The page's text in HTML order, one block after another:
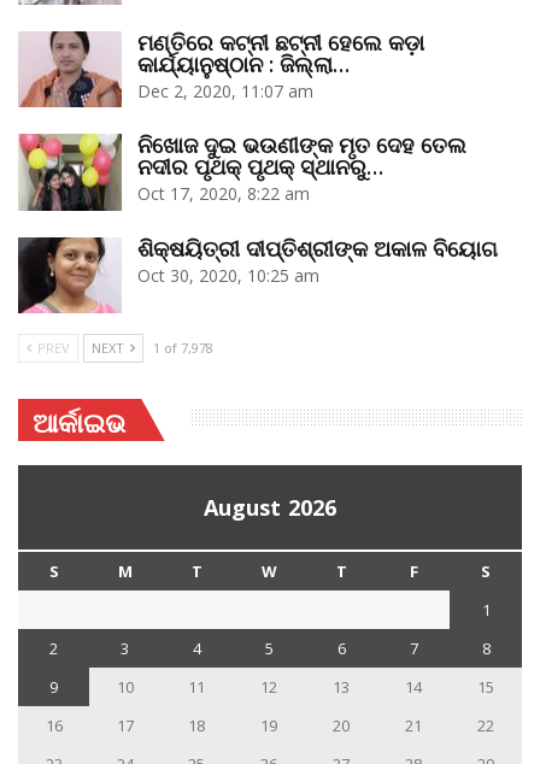
ମଣ୍ତିରେ କଟ୍‌ନୀ ଛଟ୍‌ନୀ ହେଲେ କଡ଼ା
କାର୍ଯ୍ୟାନୁଷ୍ଠାନ : ଜିଲ୍ଲା…
Dec 2, 2020, 11:07 am
ନିଖୋଜ ଦୁଇ ଭଉଣୀଙ୍କ ମୃତ ଦେହ ତେଲ
ନଦୀର ପୃଥକ୍‌ ପୃଥକ୍‌ ସ୍ଥାନରୁ…
Oct 17, 2020, 8:22 am
ଶିକ୍ଷୟିତ୍ରୀ ଦୀପ୍ତିଶ୍ରୀଙ୍କ ଅକାଳ ବିୟୋଗ
Oct 30, 2020, 10:25 am
PREV NEXT 1 of 7,978
ଆର୍କାଇଭ
August 2026
S M T W T F
S
1
2
3 4 5 6 7
8
9
10 11 12 13 14
15
16
17 18 19 20 21
22